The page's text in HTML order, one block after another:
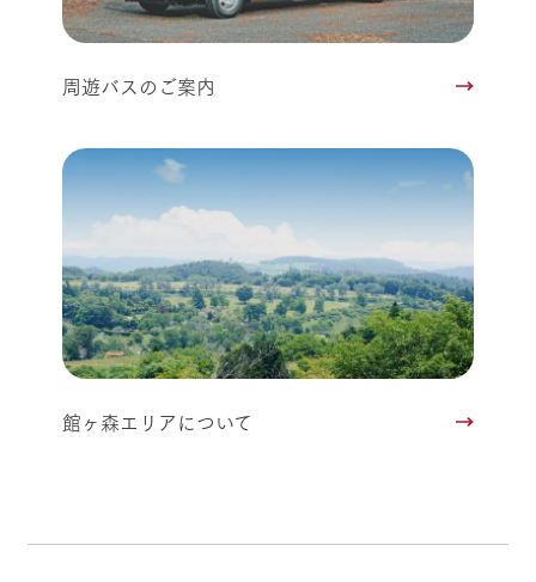
周遊バスのご案内
館ヶ森エリアについて